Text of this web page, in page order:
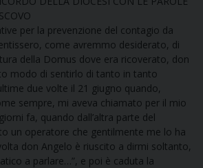
per la prevenzione del contagio da
come avremmo desiderato, di
della Domus dove era ricoverato, don
modo di sentirlo di tanto in tanto
due volte il 21 giugno quando,
sempre, mi aveva chiamato per il mio
fa, quando dall’altra parte del
un operatore che gentilmente me lo ha
don Angelo è riuscito a dirmi soltanto,
a parlare…”, e poi è caduta la